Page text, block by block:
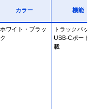
カラー 機能
ホワイト・ブラッ
ク
トラックパッド
USB-Cポートを
載